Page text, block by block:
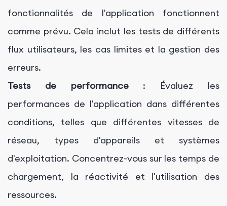
fonctionnalités de l'application fonctionnent
comme prévu. Cela inclut les tests de différents
flux utilisateurs, les cas limites et la gestion des
erreurs.
Tests de performance: Évaluez les
performances de l'application dans différentes
conditions, telles que différentes vitesses de
réseau, types d'appareils et systèmes
d'exploitation. Concentrez-vous sur les temps de
chargement, la réactivité et l'utilisation des
ressources.